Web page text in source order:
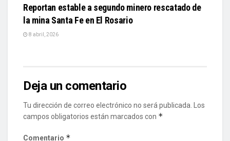
Reportan estable a segundo minero rescatado de
la mina Santa Fe en El Rosario
8 abril, 2026
Deja un comentario
Tu dirección de correo electrónico no será publicada. Los
campos obligatorios están marcados con *
Comentario *